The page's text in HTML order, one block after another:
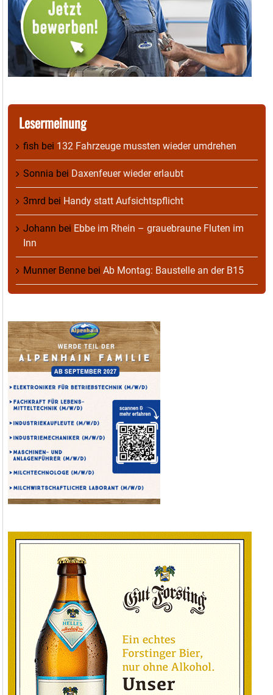
Lesermeinung
fish bei 132 Fahrzeuge mussten wieder umdrehen
Sonnia bei Daxenfeuer wieder erlaubt
3mrd bei Handy statt Aufsichtspflicht
Johann bei Ebbe im Rhein – grauebraune Fluten im
Inn
Munner Benne bei Ab Montag: Baustelle an der B15